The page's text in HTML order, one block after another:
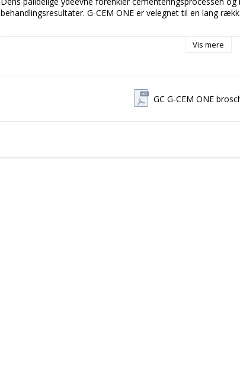
behandlingsresultater. G-CEM ONE er velegnet til en lang
Vis mere
GC G-CEM ONE